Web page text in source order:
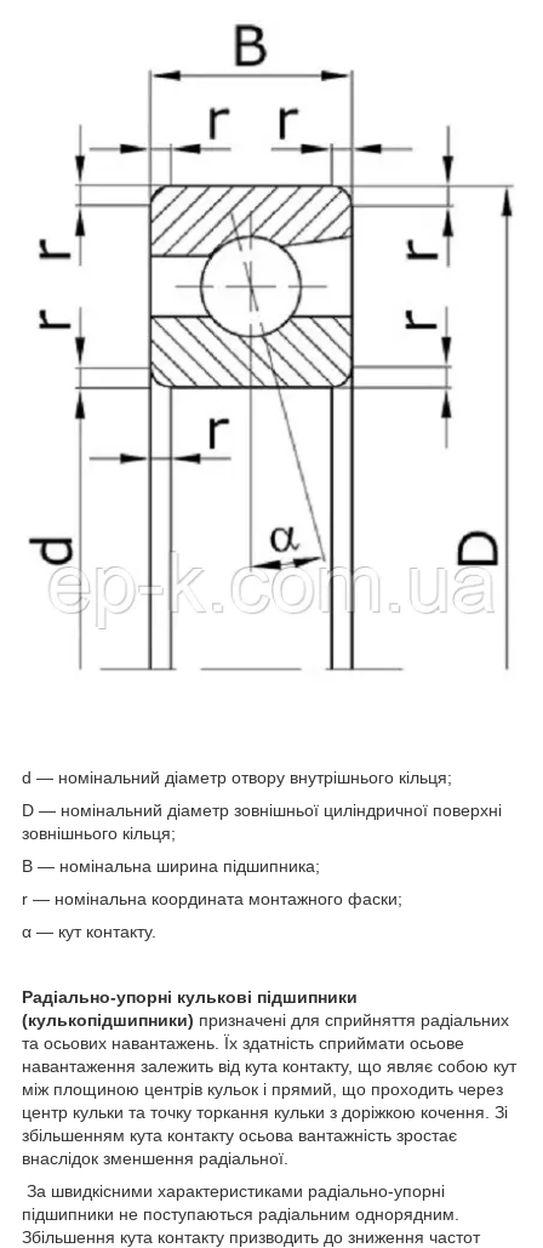
d — номінальний діаметр отвору внутрішнього кільця;
D — номінальний діаметр зовнішньої циліндричної поверхні
зовнішнього кільця;
B — номінальна ширина підшипника;
r — номінальна координата монтажного фаски;
α — кут контакту.
Радіально-упорні кулькові підшипники
(кулькопідшипники) призначені для сприйняття радіальних
та осьових навантажень. Їх здатність сприймати осьове
навантаження залежить від кута контакту, що являє собою кут
між площиною центрів кульок і прямий, що проходить через
центр кульки та точку торкання кульки з доріжкою кочення. Зі
збільшенням кута контакту осьова вантажність зростає
внаслідок зменшення радіальної.
За швидкісними характеристиками радіально-упорні
підшипники не поступаються радіальним однорядним.
Збільшення кута контакту призводить до зниження частот